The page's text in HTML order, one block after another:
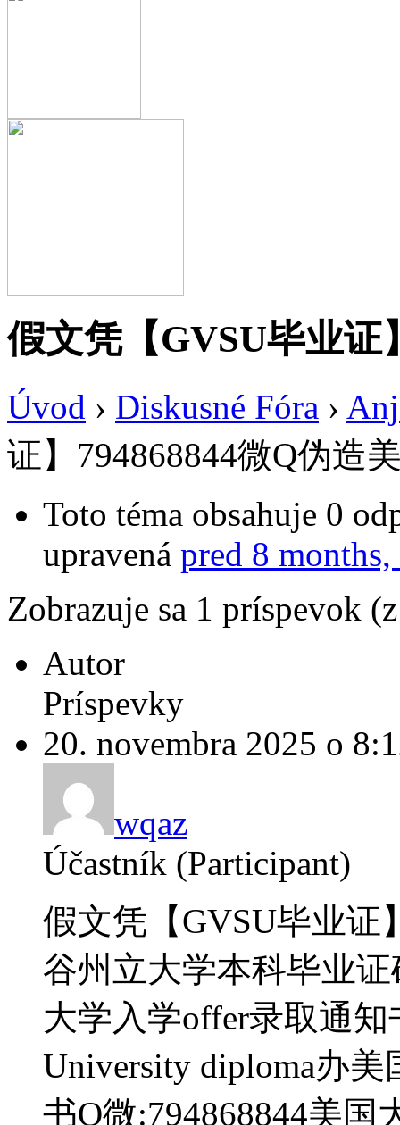
假文凭【GVSU毕业证
Úvod › Diskusné Fóra ›
证】794868844微Q伪造
Toto téma obsahuje 0
upravená pred 8 months,
Zobrazuje sa 1 príspevok
Autor
Príspevky
20. novembra 2025 o
wqaz
Účastník (Participant)
假文凭【GVSU毕业证
谷州立大学本科毕业
大学入学offer录取通知
University diploma办
书Q微:794868844美